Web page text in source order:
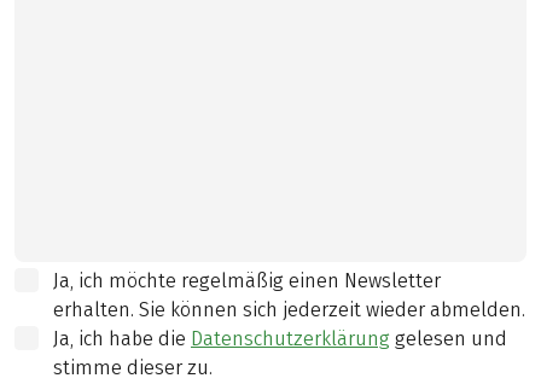
Ja, ich möchte regelmäßig einen Newsletter
erhalten. Sie können sich jederzeit wieder abmelden.
Ja, ich habe die Datenschutzerklärung gelesen und
stimme dieser zu.